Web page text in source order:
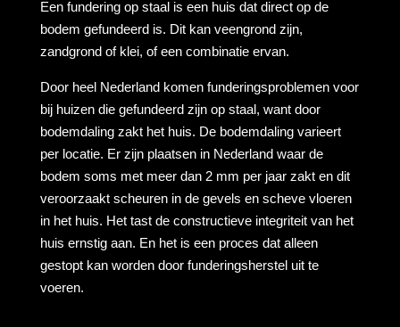
Een fundering op staal is een huis dat direct op de
bodem gefundeerd is. Dit kan veengrond zijn,
zandgrond of klei, of een combinatie ervan.
Door heel Nederland komen funderingsproblemen voor
bij huizen die gefundeerd zijn op staal, want door
bodemdaling zakt het huis. De bodemdaling varieert
per locatie. Er zijn plaatsen in Nederland waar de
bodem soms met meer dan 2 mm per jaar zakt en dit
veroorzaakt scheuren in de gevels en scheve vloeren
in het huis. Het tast de constructieve integriteit van het
huis ernstig aan. En het is een proces dat alleen
gestopt kan worden door funderingsherstel uit te
voeren.